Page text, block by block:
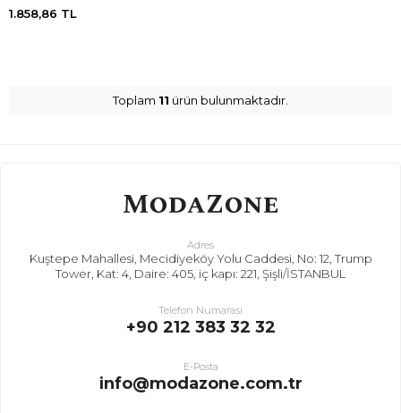
1.858,86 TL
Toplam 11 ürün bulunmaktadır.
Adres
Kuştepe Mahallesi, Mecidiyeköy Yolu Caddesi, No: 12, Trump
Tower, Kat: 4, Daire: 405, iç kapı: 221, Şişli/İSTANBUL
Telefon Numarası
+90 212 383 32 32
E-Posta
info@modazone.com.tr